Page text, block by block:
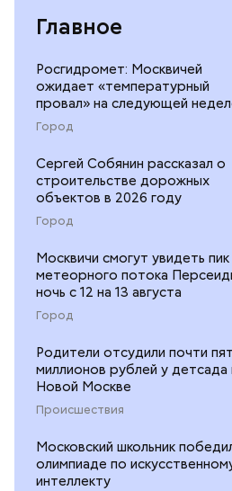
Главное
Росгидромет: Москвичей
ожидает «температурный
провал» на следующей
Город
Сергей Собянин рассказал о
строительстве дорожных
объектов в 2026 году
Город
Москвичи смогут увидеть пик
метеорного потока
ночь с 12 на 13 августа
Город
Родители отсудили почти
миллионов рублей у детсада
Новой Москве
Происшествия
Московский школьник
олимпиаде по
интеллекту